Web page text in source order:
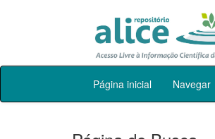
Skip
Página inicial Navegar